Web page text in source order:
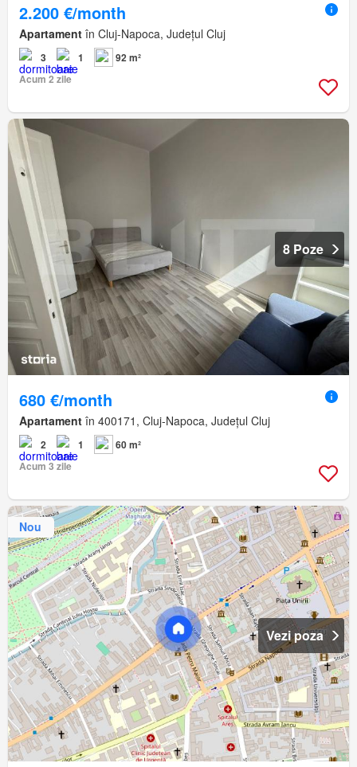
2.200 €/month
Apartament în Cluj-Napoca, Județul Cluj
3 1
92 m²
Acum 2 zile
8 Poze
680 €/month
Apartament în 400171, Cluj-Napoca, Județul Cluj
2 1
60 m²
Acum 3 zile
Nou
Vezi poza